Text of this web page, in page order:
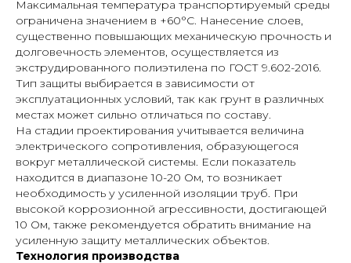
Максимальная температура транспортируемый среды
ограничена значением в +60°С. Нанесение слоев,
существенно повышающих механическую прочность и
долговечность элементов, осуществляется из
экструдированного полиэтилена по ГОСТ 9.602-2016.
Тип защиты выбирается в зависимости от
эксплуатационных условий, так как грунт в различных
местах может сильно отличаться по составу.
На стадии проектирования учитывается величина
электрического сопротивления, образующегося
вокруг металлической системы. Если показатель
находится в диапазоне 10-20 Ом, то возникает
необходимость у усиленной изоляции труб. При
высокой коррозионной агрессивности, достигающей
10 Ом, также рекомендуется обратить внимание на
усиленную защиту металлических объектов.
Технология производства